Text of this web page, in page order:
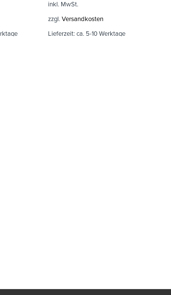
inkl. MwSt.
zzgl. Versandkosten
Lieferzeit: ca. 5-10 Werktage